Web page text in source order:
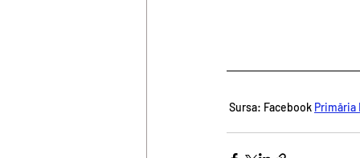
Sursa: Facebook Primăria